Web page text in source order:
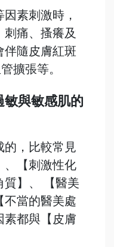
素刺激時，
痛、搔癢及
伴隨皮膚紅斑
擴張等。
敏與敏感肌的
的，比較常見
、【刺激性化
質】、 【醫美
不當的醫美處
素都與【皮膚